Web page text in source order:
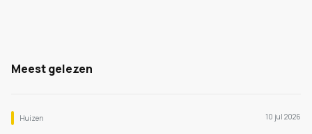
Meest gelezen
Huizen 10 jul 2026